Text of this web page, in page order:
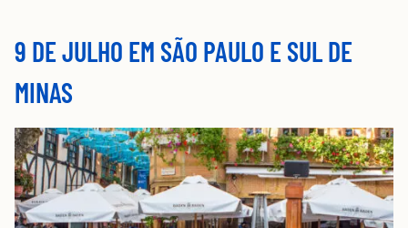
9 DE JULHO EM SÃO PAULO E SUL DE
MINAS